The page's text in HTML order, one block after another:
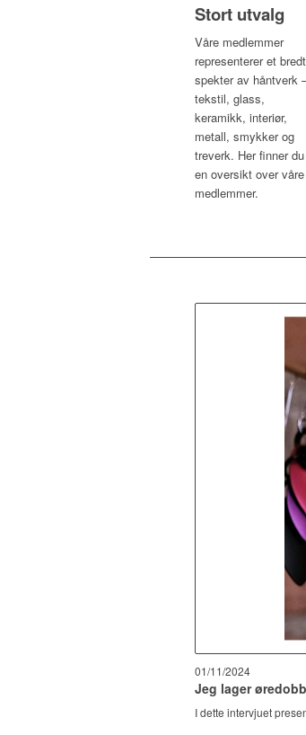
Stort utvalg
Våre medlemmer
representerer et bredt
spekter av håntverk
tekstil, glass,
keramikk, interiør,
metall, smykker og
treverk. Her finner du
en oversikt over våre
medlemmer.
01/11/2024
Jeg lager
I dette intervjuet